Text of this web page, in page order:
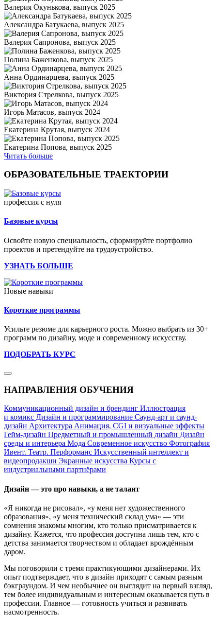
Валерия Окунькова, выпуск 2025
Александра Батукаева, выпуск 2025
Валерия Сапронова, выпуск 2025
Полина Баженкова, выпуск 2025
Анна Ординарцева, выпуск 2025
Виктория Стрелкова, выпуск 2025
Игорь Матасов, выпуск 2024
Екатерина Крутая, выпуск 2024
Екатерина Попова, выпуск 2025
Читать больше
ОБРАЗОВАТЕЛЬНЫЕ ТРАЕКТОРИИ
профессия с нуля
Базовые курсы
Освойте новую специальность, сформируйте портфолио
проектов и претендуйте на трудоустройство.
УЗНАТЬ БОЛЬШЕ
Новые навыки
Короткие программы
Усильте резюме для карьерного роста. Можно выбрать из 30+
программ по дизайну, моде и современному искусству.
ПОДОБРАТЬ КУРС
НАПРАВЛЕНИЯ ОБУЧЕНИЯ
Коммуникационный дизайн и брендинг Иллюстрация
и комикс Дизайн и программирование Саунд-арт и саунд-
дизайн Архитектура Анимация, CGI и визуальные эффекты
Гейм-дизайн Предметный и промышленный дизайн Дизайн
среды и интерьера Мода Современное искусство Фотография
Ивент. Театр. Перформанс Искусственный интеллект и
видеопродакшн Экранные искусства Курсы с
индустриальными партнёрами
Дизайн — это про навыки, а не талант
«Я никогда не рисовал», «у меня нет художественного
образования», «у меня технический склад ума» — эти
сомнения знакомы многим, кто только присматривается к
дизайну. Кажется, что профессия доступна лишь тем, кто с
детства занимается творчеством и обладает врождённым
даром.
Мы поговорили с тремя практикующими дизайнерами. Их
опыт подтверждает, что в дизайн приходят с самым разным
бэкграундом. И чем необычнее он выглядит на первый взгляд,
тем более индивидуальным и интересным оказывается путь в
профессии. Главное — готовность учиться и развивать
насмотренность.